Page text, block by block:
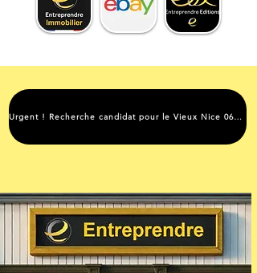
Urgent ! Recherche candidat pour le Vieux Nice 06000